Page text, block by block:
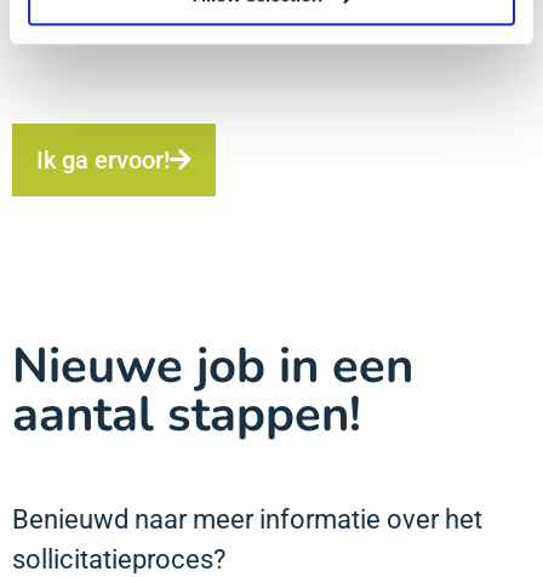
Ik ga ervoor!
Nieuwe job in een
aantal stappen!
Benieuwd naar meer informatie over het
sollicitatieproces?